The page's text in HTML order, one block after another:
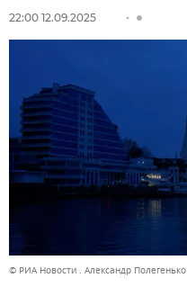
22:00 12.09.2025
© РИА Новости . Александр Полегенько